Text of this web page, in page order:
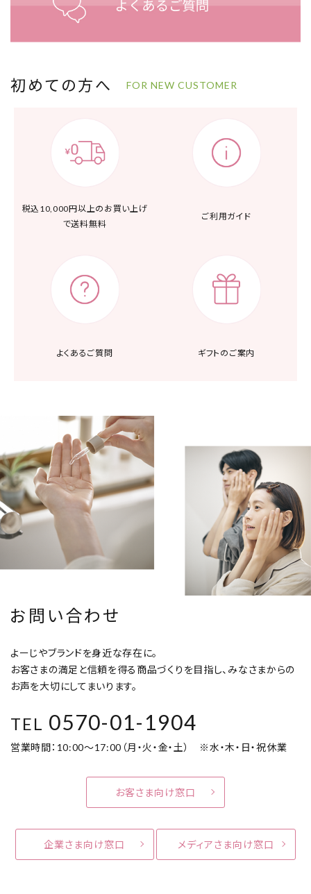
初めての方へ FOR NEW CUSTOMER
税込10,000円以上の お買い上げ
で送料無料
ご利用ガイド
よくあるご質問 ギフトのご案内
お問い合わせ
よーじやブランドを身近な存在に。
お客さまの満足と信頼を得る商品づくりを目指し、みなさまからの
お声を大切にしてまいります。
TEL 0570-01-1904
営業時間：10:00～17:00（月・火・金・土） ※水・木・日・祝休業
お客さま向け窓口
企業さま向け窓口 メディアさま向け窓口